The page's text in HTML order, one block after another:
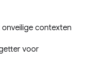
contexten
voor